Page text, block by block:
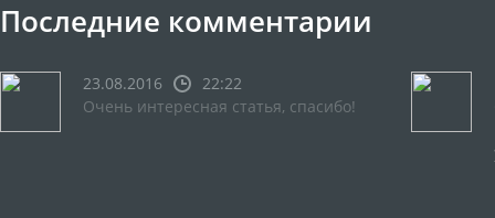
Последние комментарии
23.08.2016
22:22
Очень интересная статья, спасибо!